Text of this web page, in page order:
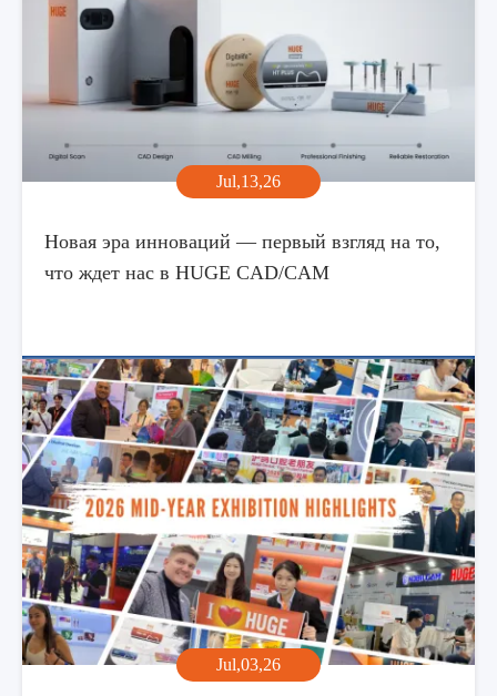
Jul,13,26
Новая эра инноваций — первый взгляд на то,
что ждет нас в HUGE CAD/CAM
Jul,03,26